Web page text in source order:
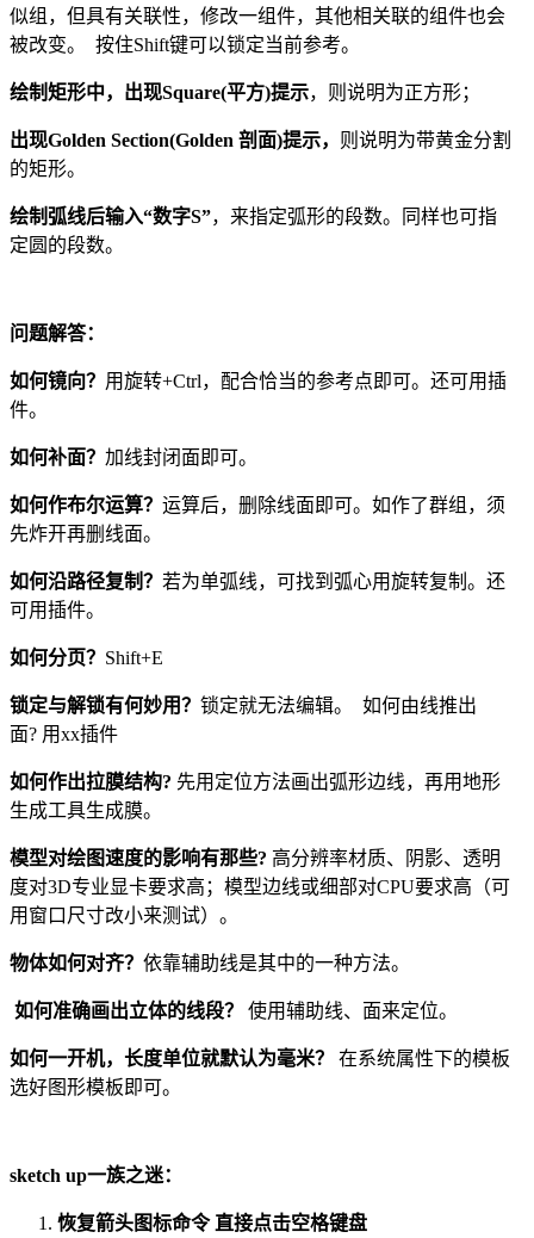
似组，但具有关联性，修改一组件，其他相关联的组件也会
被改变。 按住Shift键可以锁定当前参考。
绘制矩形中，出现Square(平方)提示，则说明为正方形；
出现Golden Section(Golden 剖面)提示， 则说明为带黄金分割
的矩形。
绘制弧线后输入“数字S”，来指定弧形的段数。同样也可指
定圆的段数。
问题解答：
如何镜向？ 用旋转+Ctrl，配合恰当的参考点即可。还可用插
件。
如何补面？ 加线封闭面即可。
如何作布尔运算？ 运算后，删除线面即可。如作了群组，须
先炸开再删线面。
如何沿路径复制？ 若为单弧线，可找到弧心用旋转复制。还
可用插件。
如何分页？ Shift+E
锁定与解锁有何妙用？ 锁定就无法编辑。 如何由线推出
面? 用xx插件
如何作出拉膜结构? 先用定位方法画出弧形边线，再用地形
生成工具生成膜。
模型对绘图速度的影响有那些? 高分辨率材质、阴影、透明
度对3D专业显卡要求高；模型边线或细部对CPU要求高（可
用窗口尺寸改小来测试）。
物体如何对齐？ 依靠辅助线是其中的一种方法。
如何准确画出立体的线段？ 使用辅助线、面来定位。
如何一开机，长度单位就默认为毫米？
在系统属性下的模板
选好图形模板即可。
sketch up一族之迷：
恢复箭头图标命令 直接点击空格键盘